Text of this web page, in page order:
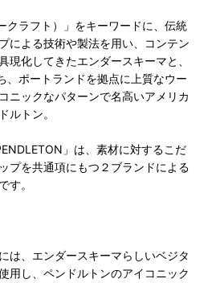
クラフト）」をキーワードに、伝統
による技術や製法を用い、コンテン
現化してきたエンダースキーマと、
、ポートランドを拠点に上質なウー
ニックなパターンで名高いアメリカ
ルトン。
」は、素材に対するこだ
プを共通項にもつ２ブランドによる
す。
は、エンダースキーマらしいベジタ
用し、ペンドルトンのアイコニック